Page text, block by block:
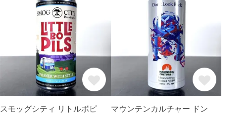
スモッグシティ リトルボピ
マウンテンカルチャー ドン